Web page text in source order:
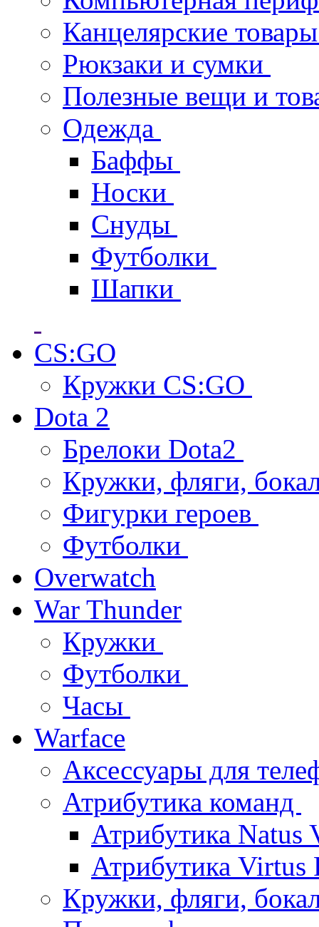
Канцелярские
Рюкзаки и сумки
Полезные вещи и
Одежда
Баффы
Носки
Снуды
Футболки
Шапки
CS:GO
Кружки CS:GO
Dota 2
Брелоки Dota2
Кружки, фляги,
Фигурки героев
Футболки
Overwatch
War Thunder
Кружки
Футболки
Часы
Warface
Аксессуары для
Атрибутика команд
Атрибутика Natus
Атрибутика Virtus
Кружки, фляги,